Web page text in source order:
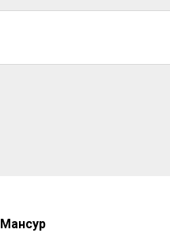
Мансур